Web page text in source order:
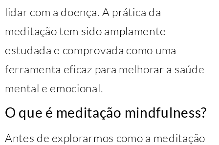
lidar com a doença. A prática da
meditação tem sido amplamente
estudada e comprovada como uma
ferramenta eficaz para melhorar a saúde
mental e emocional.
O que é meditação mindfulness?
Antes de explorarmos como a meditação